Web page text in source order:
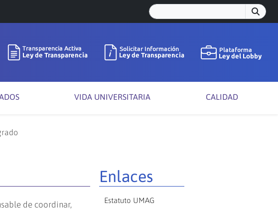
VIDA UNIVERSITARIA CALIDAD
de coordinar,
Enlaces
Estatuto UMAG